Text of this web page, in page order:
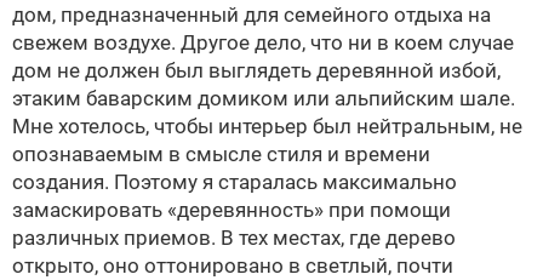
дом, предназначенный для семейного отдыха на
свежем воздухе. Другое дело, что ни в коем случае
дом не должен был выглядеть деревянной избой,
этаким баварским домиком или альпийским шале.
Мне хотелось, чтобы интерьер был нейтральным, не
опознаваемым в смысле стиля и времени
создания. Поэтому я старалась максимально
замаскировать «деревянность» при помощи
различных приемов. В тех местах, где дерево
открыто, оно оттонировано в светлый, почти